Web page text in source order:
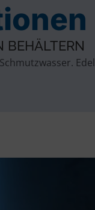
BEHÄLTERN